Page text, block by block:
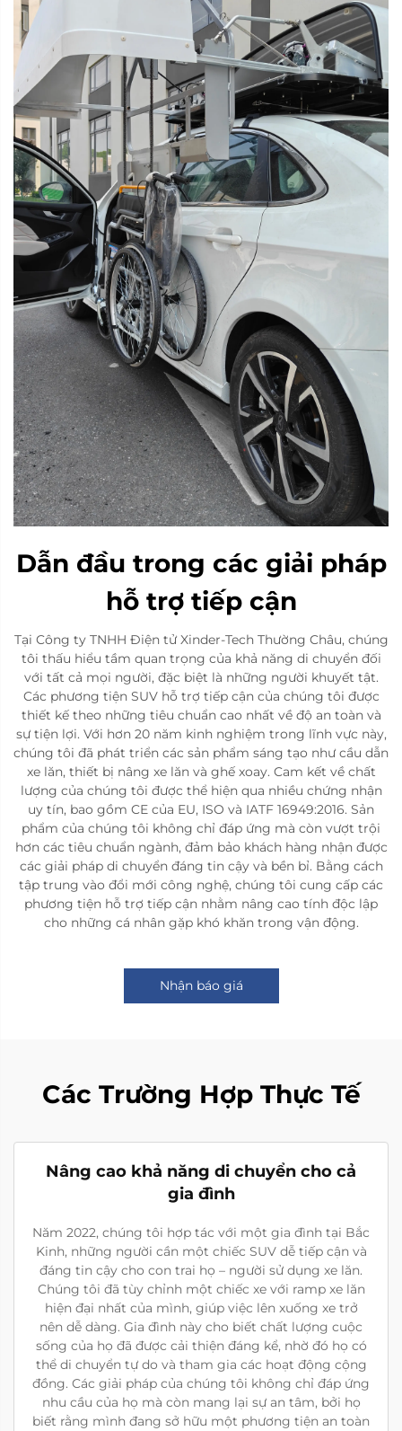
Dẫn đầu trong các giải pháp
hỗ trợ tiếp cận
Tại Công ty TNHH Điện tử Xinder-Tech Thường Châu, chúng
tôi thấu hiểu tầm quan trọng của khả năng di chuyển đối
với tất cả mọi người, đặc biệt là những người khuyết tật.
Các phương tiện SUV hỗ trợ tiếp cận của chúng tôi được
thiết kế theo những tiêu chuẩn cao nhất về độ an toàn và
sự tiện lợi. Với hơn 20 năm kinh nghiệm trong lĩnh vực này,
chúng tôi đã phát triển các sản phẩm sáng tạo như cầu dẫn
xe lăn, thiết bị nâng xe lăn và ghế xoay. Cam kết về chất
lượng của chúng tôi được thể hiện qua nhiều chứng nhận
uy tín, bao gồm CE của EU, ISO và IATF 16949:2016. Sản
phẩm của chúng tôi không chỉ đáp ứng mà còn vượt trội
hơn các tiêu chuẩn ngành, đảm bảo khách hàng nhận được
các giải pháp di chuyển đáng tin cậy và bền bỉ. Bằng cách
tập trung vào đổi mới công nghệ, chúng tôi cung cấp các
phương tiện hỗ trợ tiếp cận nhằm nâng cao tính độc lập
cho những cá nhân gặp khó khăn trong vận động.
Nhận báo giá
Các Trường Hợp Thực Tế
Nâng cao khả năng di chuyển cho cả
gia đình
Năm 2022, chúng tôi hợp tác với một gia đình tại Bắc
Kinh, những người cần một chiếc SUV dễ tiếp cận và
đáng tin cậy cho con trai họ – người sử dụng xe lăn.
Chúng tôi đã tùy chỉnh một chiếc xe với ramp xe lăn
hiện đại nhất của mình, giúp việc lên xuống xe trở
nên dễ dàng. Gia đình này cho biết chất lượng cuộc
sống của họ đã được cải thiện đáng kể, nhờ đó họ có
thể di chuyển tự do và tham gia các hoạt động cộng
đồng. Các giải pháp của chúng tôi không chỉ đáp ứng
nhu cầu của họ mà còn mang lại sự an tâm, bởi họ
biết rằng mình đang sở hữu một phương tiện an toàn